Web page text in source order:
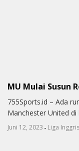
MU Mulai Susun
755Sports.id – Ada
Manchester United
Juni 12, 2023 - Liga Inggris